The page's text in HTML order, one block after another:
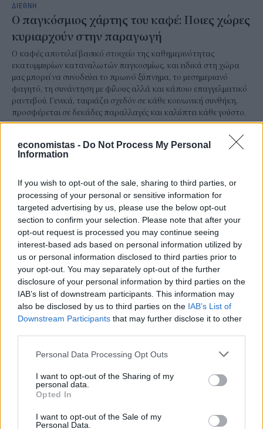
economistas - Do Not Process My Personal
Information
If you wish to opt-out of the sale, sharing to third parties, or
processing of your personal or sensitive information for
targeted advertising by us, please use the below opt-out
section to confirm your selection. Please note that after your
opt-out request is processed you may continue seeing
interest-based ads based on personal information utilized by
us or personal information disclosed to third parties prior to
your opt-out. You may separately opt-out of the further
disclosure of your personal information by third parties on the
IAB’s list of downstream participants. This information may
also be disclosed by us to third parties on the IAB’s List of
Downstream Participants that may further disclose it to other
Personal Data Processing Opt Outs
I want to opt-out of the Sharing of my
personal data.
Opted In
I want to opt-out of the Sale of my
Personal Data.
ΔΙΕΘΝΗ
Ο παγκόσμιος χάρτης του καφέ: Ποιες χώρες
κυριαρχούν στην παραγωγή
Ο καφές αποτελεί βασικό στοιχείο της καθημερινότητας
εκατομμυρίων καταναλωτών παγκοσμίως, και ειδικά στη χώρα
μας μπορεί να συνοδεύει το πρωινό ξύπνημα, το μεσημεριανό
φαγητό, τη συνάντηση με φίλους αλλά και κάποιο επαγγελματικό
ραντεβού. Γενικά, ταιριάζει σχεδόν σε κάθε κοινωνική συνθήκη,
προσφέρεται σε δεκάδες παραλλαγές και καλύπτει κάθε γούστο.
ΔΙΕΘΝΗ
Η ακριβή πλευρά της AI: Επιπλέον 375
δολάρια τον χρόνο για κάθε νοικοκυριό στις
Μπορεί η τεχνητή νοημοσύνη και οι σημαντικές τεχνολογικές
καινοτομίες που τη συνοδεύουν να έχουν τη δυνατότητα να
ενισχύσουν την παραγωγικότητα, την ανάπτυξη και την οικονομία
κάθε χώρας, δημιουργώντας μεγάλες επενδυτικές ευκαιρίες, νέες
γίνουν ορατά τα μακροπρόθεσμα οφέλη της, η επενδυτική έκρηξη